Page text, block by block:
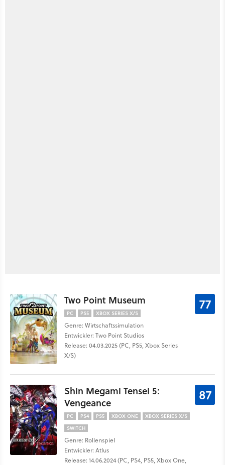
Two Point Museum
PC PS5 XBOX SERIES X/S
Genre: Wirtschaftssimulation
Entwickler: Two Point Studios
Release: 04.03.2025 (PC, PS5, Xbox Series
X/S)
77
Shin Megami Tensei 5:
Vengeance
PC PS4 PS5 XBOX ONE
XBOX SERIES X/S
SWITCH
Genre: Rollenspiel
Entwickler: Atlus
Release: 14.06.2024 (PC, PS4, PS5, Xbox One,
87